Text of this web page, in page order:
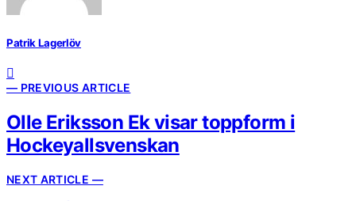
Patrik Lagerlöv
— PREVIOUS ARTICLE
Olle Eriksson Ek visar toppform i
Hockeyallsvenskan
NEXT ARTICLE —